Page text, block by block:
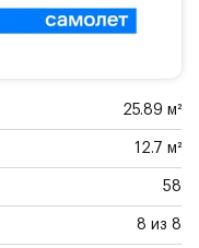
25.89 м²
12.7 м²
58
8 из 8